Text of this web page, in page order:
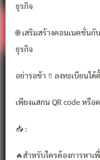
ธุรกิจ
🌐 เสริมสร้างคอนเนคชั่น
ธุรกิจ
อย่ารอช้า ‼️ ลงทะเบียนไ
เพียงแสกน QR code หรือ
📥 :
🔥สำหรับใครต้องการหา